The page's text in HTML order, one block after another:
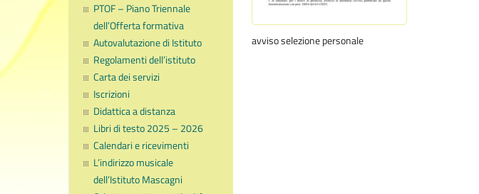
PTOF – Piano Triennale
dell’Offerta formativa
Autovalutazione di Istituto
Regolamenti dell’istituto
Carta dei servizi
Iscrizioni
Didattica a distanza
Libri di testo 2025 – 2026
Calendari e ricevimenti
L’indirizzo musicale
dell’Istituto Mascagni
avviso selezione personale